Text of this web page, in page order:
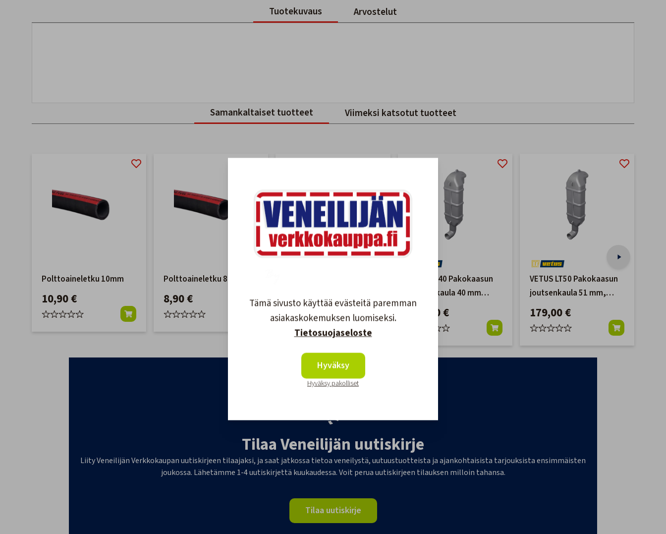
Tuotekuvaus
Arvostelut
Samankaltaiset tuotteet Viimeksi katsotut tuotteet
Polttoaineletku 10mm
10,90 €
Polttoaineletku 8mm
8,90 € 39,90 €
Vetus LT40 Pakokaasun
joutsenkaula 40 mm
Gooseneck
179,00 €
VETUS LT50 Pakokaasun
joutsenkaula 51 mm,
WLOCKLT50
179,00 €
Tilaa Veneilijän uutiskirje
Liity Veneilijän Verkkokaupan uutiskirjeen tilaajaksi, ja saat jatkossa tietoa veneilystä, uutuustuotteista ja ajankohtaisista tarjouksista ensimmäisten
joukossa. Lähetämme 1-4 uutiskirjettä kuukaudessa. Voit perua uutiskirjeen tilauksen milloin tahansa.
Tilaa uutiskirje
Tämä sivusto käyttää evästeitä paremman
asiakaskokemuksen luomiseksi.
Tietosuojaseloste
Hyväksy
Hyväksy pakolliset